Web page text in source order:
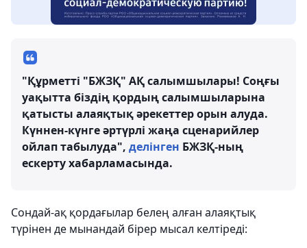
"Құрметті "БЖЗҚ" АҚ салымшылары! Соңғы
уақытта біздің қордың салымшыларына
қатысты алаяқтық әрекеттер орын алуда.
Күннен-күнге әртүрлі жаңа сценарийлер
ойлап табылуда", делінген БЖЗҚ-ның
ескерту хабарламасында.
Сондай-ақ қордағылар белең алған алаяқтық
түрінен де мынандай бірер мысал келтіреді: